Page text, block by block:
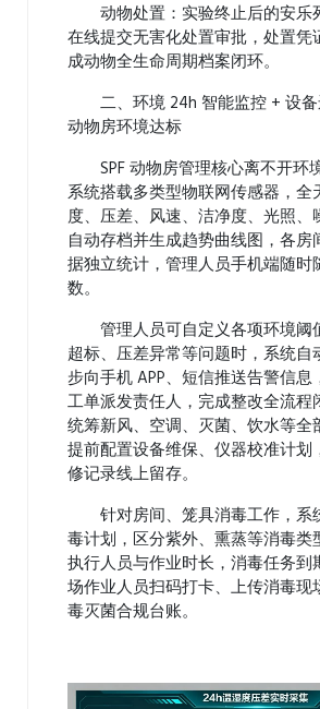
动物处置：实验终止后的安乐
在线提交无害化处置审批，处置凭
成动物全生命周期档案闭环。
二、环境 24h 智能监控 + 设备
动物房环境达标
SPF 动物房管理核心离不开环
系统搭载多类型物联网传感器，全
度、压差、风速、洁净度、光照、
自动存档并生成趋势曲线图，各
据独立统计，管理人员手机端随时
数。
管理人员可自定义各项环境阈
超标、压差异常等问题时，系统自
步向手机 APP、短信推送告警信
工单派发责任人，完成整改全流程
统筹新风、空调、灭菌、饮水等全
提前配置设备维保、仪器校准计划
修记录线上留存。
针对房间、笼具消毒工作，系
毒计划，区分紫外、熏蒸等消毒类
执行人员与作业时长，消毒任务到
场作业人员扫码打卡、上传消毒现
毒灭菌合规台账。